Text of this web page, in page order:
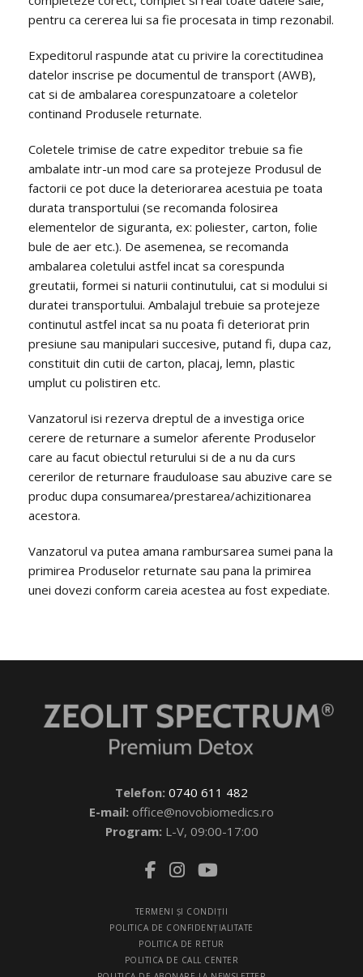
pentru ca cererea lui sa fie procesata in timp rezonabil.
Expeditorul raspunde atat cu privire la corectitudinea
datelor inscrise pe documentul de transport (AWB),
cat si de ambalarea corespunzatoare a coletelor
continand Produsele returnate.
Coletele trimise de catre expeditor trebuie sa fie
ambalate intr-un mod care sa protejeze Produsul de
factorii ce pot duce la deteriorarea acestuia pe toata
durata transportului (se recomanda folosirea
elementelor de siguranta, ex: poliester, carton, folie
bule de aer etc.). De asemenea, se recomanda
ambalarea coletului astfel incat sa corespunda
greutatii, formei si naturii continutului, cat si modului si
duratei transportului. Ambalajul trebuie sa protejeze
continutul astfel incat sa nu poata fi deteriorat prin
presiune sau manipulari succesive, putand fi, dupa caz,
constituit din cutii de carton, placaj, lemn, plastic
umplut cu polistiren etc.
Vanzatorul isi rezerva dreptul de a investiga orice
cerere de returnare a sumelor aferente Produselor
care au facut obiectul returului si de a nu da curs
cererilor de returnare frauduloase sau abuzive care se
produc dupa consumarea/prestarea/achizitionarea
acestora.
Vanzatorul va putea amana rambursarea sumei pana la
primirea Produselor returnate sau pana la primirea
unei dovezi conform careia acestea au fost expediate.
Telefon: 0740 611 482
E-mail: office@novobiomedics.ro
Program: L-V, 09:00-17:00
TERMENI ŞI CONDIŢII
POLITICA DE CONFIDENŢIALITATE
POLITICA DE RETUR
POLITICA DE CALL CENTER